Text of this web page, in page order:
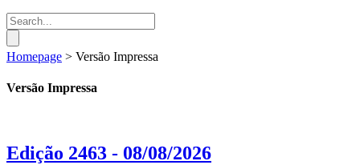
Homepage > Versão Impressa
Versão Impressa
Edição 2463 - 08/08/2026